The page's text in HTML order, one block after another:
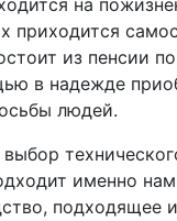
на
приходится
из пенсии
в надежде
людей.
выбор
именно